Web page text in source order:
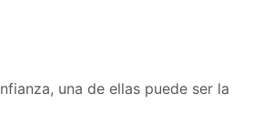
una de ellas puede ser la